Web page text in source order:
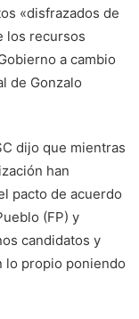
«disfrazados de
los recursos
a cambio
de Gonzalo
dijo que mientras
han
pacto de acuerdo
(FP) y
candidatos y
lo propio poniendo